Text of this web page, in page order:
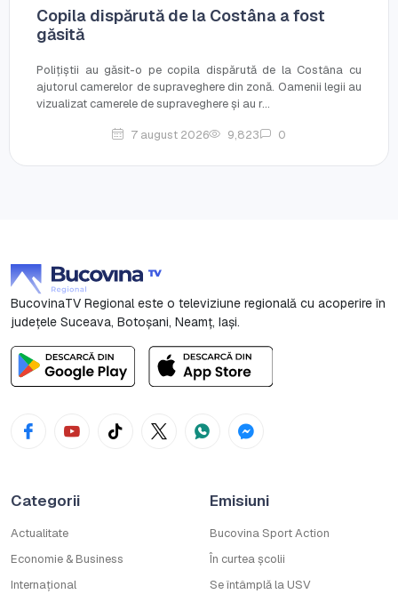
Copila dispărută de la Costâna a fost
găsită
Polițiștii au găsit-o pe copila dispărută de la Costâna cu
ajutorul camerelor de supraveghere din zonă. Oamenii legii au
vizualizat camerele de supraveghere și au r...
7 august 2026 9,823 0
BucovinaTV Regional este o televiziune regională cu acoperire în
județele Suceava, Botoşani, Neamț, Iași.
Categorii
Actualitate
Economie & Business
Internațional
Emisiuni
Bucovina Sport Action
În curtea școlii
Se întâmplă la USV